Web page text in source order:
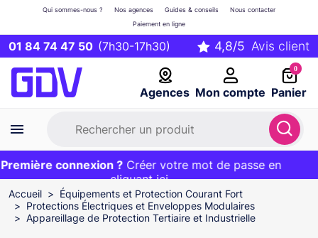
01 84 74 47 50 (7h30-17h30)
Agences Mon compte
Qui sommes-nous ? Nos agences Guides & conseils
Nous contacter
Paiement en ligne
0
Panier
Première commande ?20€ OFFERT sur votre panier
et livraison 24/48h gratuite avec le codeBIENVENUE
connexion ?Créer votre mot de passe en
cliquant ici
EXCLU WEB :
Accueil
Équipements et Protection Courant Fort
Protections Électriques et Enveloppes Modulaires
Appareillage de Protection Tertiaire et Industrielle